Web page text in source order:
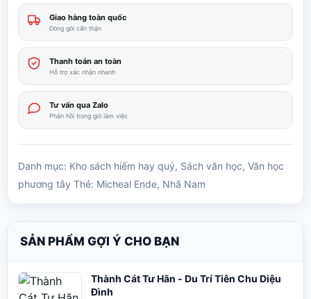
Giao hàng toàn quốc
Đóng gói cẩn thận
Thanh toán an toàn
Hỗ trợ xác nhận nhanh
Tư vấn qua Zalo
Phản hồi trong giờ làm việc
Danh mục: Kho sách hiếm hay quý, Sách văn học, Văn học
phương tây Thẻ: Micheal Ende, Nhã Nam
SẢN PHẨM GỢI Ý CHO BẠN
Thành Cát Tư Hãn - Du Trí Tiên Chu Diệu
Đình